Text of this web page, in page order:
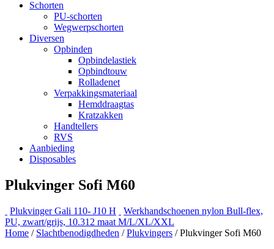
Schorten
PU-schorten
Wegwerpschorten
Diversen
Opbinden
Opbindelastiek
Opbindtouw
Rolladenet
Verpakkingsmateriaal
Hemddraagtas
Kratzakken
Handtellers
RVS
Aanbieding
Disposables
Plukvinger Sofi M60
Plukvinger Gali 110- J10 H
Werkhandschoenen nylon Bull-flex,
PU, zwart/grijs, 10.312 maat M/L/XL/XXL
Home / Slachtbenodigdheden /Plukvingers / Plukvinger Sofi M60